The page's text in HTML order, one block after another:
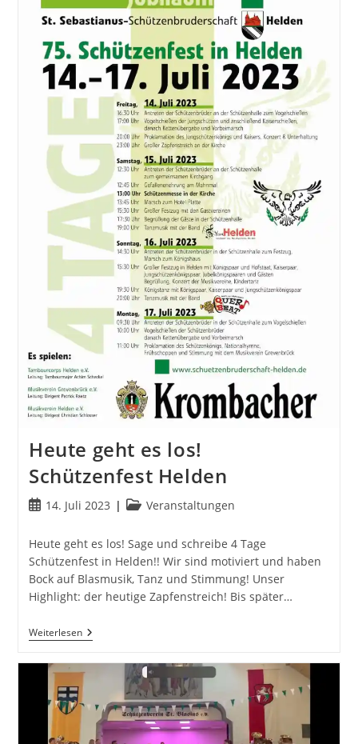
Heute geht es los!
Schützenfest Helden
Beitrag14. Juli 2023
Beitrags-
Veranstaltungen
Heute geht es los! Sage und schreibe 4 Tage
Schützenfest in Helden!! Wir sind motiviert und haben
Bock auf Blasmusik, Tanz und Stimmung! Unser
Highlight: der heutige Zapfenstreich! Bis später…
WeiterlesenHeute
Geht
Los!
Schützenfest
Helden